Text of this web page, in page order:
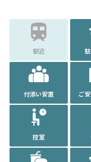
駅近
付添い安置 ご
控室